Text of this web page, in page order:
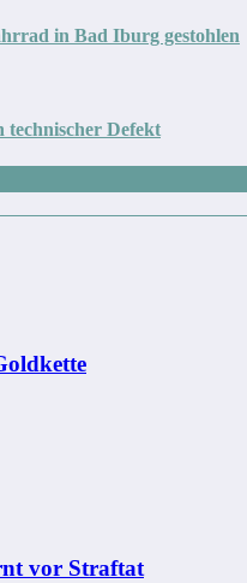
in Bad Iburg gestohlen
technischer Defekt
vor Straftat